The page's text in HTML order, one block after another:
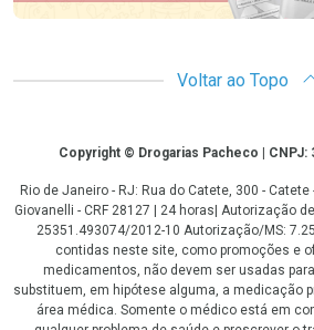
Voltar ao Topo
CopyrightCopyright © Drogarias Pacheco | CNPJ:
Rio de Janeiro - RJ: Rua do Catete, 300 - Catete
Giovanelli - CRF 28127 | 24 horas| Autorização
25351.493074/2012-10 Autorização/MS:
contidas neste site, como promoções e
medicamentos, não devem ser usadas
substituem, em hipótese alguma, a medicação
área médica. Somente o médico está em